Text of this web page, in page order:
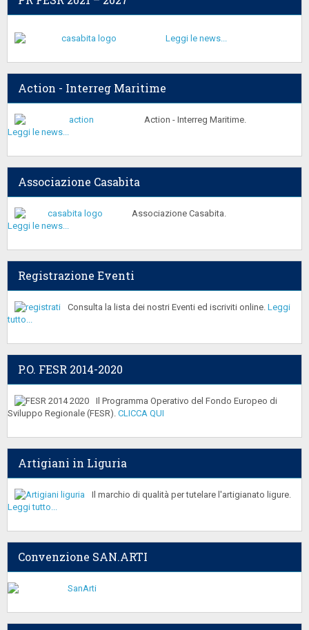
Leggi le news...
Action - Interreg Maritime
Action - Interreg Maritime.
Leggi le news...
Associazione Casabita
Associazione Casabita.
Leggi le news...
Registrazione Eventi
Consulta la lista dei nostri Eventi ed iscriviti online. Leggi
tutto...
P.O. FESR 2014-2020
Il Programma Operativo del Fondo Europeo di
Sviluppo Regionale (FESR). CLICCA QUI
Artigiani in Liguria
Il marchio di qualità per tutelare l'artigianato ligure.
Leggi tutto...
Convenzione SAN.ARTI